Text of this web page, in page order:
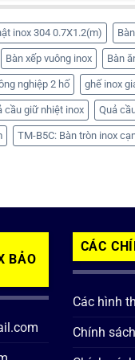
inox 304 0.7X1.2(m)
Bàn xếp vuông inox Bàn
nghiệp 2 hố ghế inox
cầu giữ nhiệt inox Quả
TM-B5C: Bàn tròn inox
BẢO
CÁC
Các hình
Chính